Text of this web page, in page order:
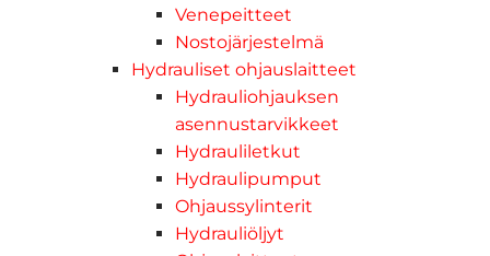
Venepeitteet
Nostojärjestelmä
Hydrauliset ohjauslaitteet
Hydrauliohjauksen
asennustarvikkeet
Hydrauliletkut
Hydraulipumput
Ohjaussylinterit
Hydrauliöljyt